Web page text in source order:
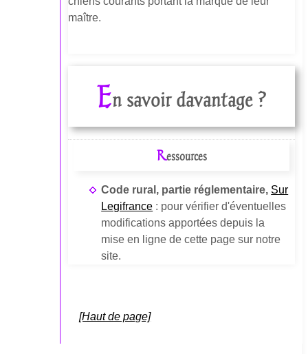
maître.
En savoir davantage ?
Ressources
Code rural, partie réglementaire, Sur
Legifrance : pour vérifier d'éventuelles
modifications apportées depuis la
mise en ligne de cette page sur notre
site.
[Haut de page]